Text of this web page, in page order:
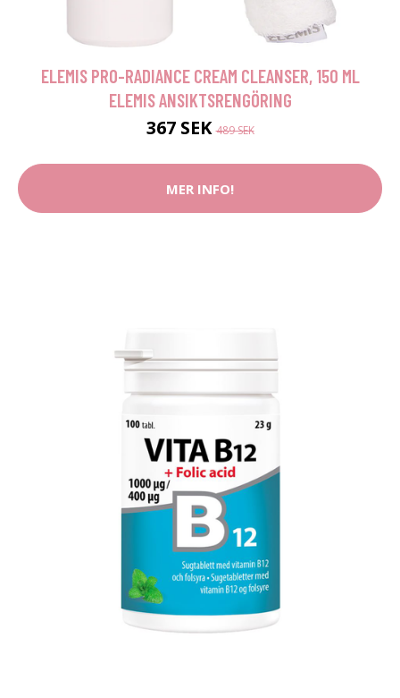
ELEMIS PRO-RADIANCE CREAM CLEANSER, 150 ML
ELEMIS ANSIKTSRENGÖRING
367 SEK489 SEK
MER INFO!